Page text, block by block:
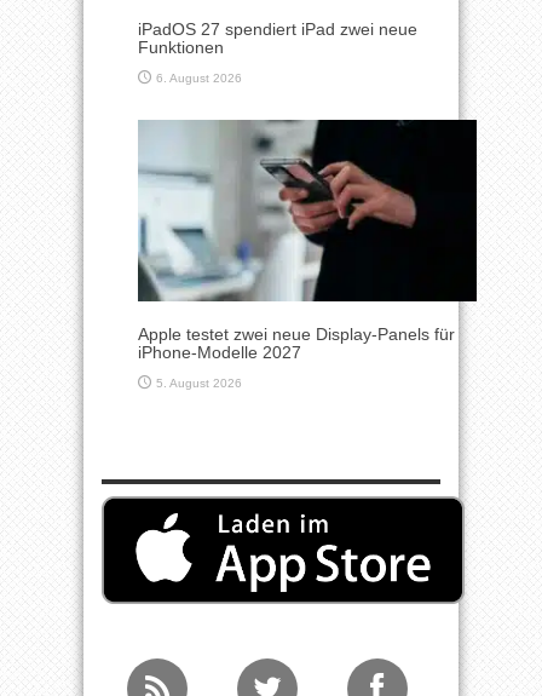
iPadOS 27 spendiert iPad zwei neue
Funktionen
6. August 2026
Apple testet zwei neue Display-Panels für
iPhone-Modelle 2027
5. August 2026